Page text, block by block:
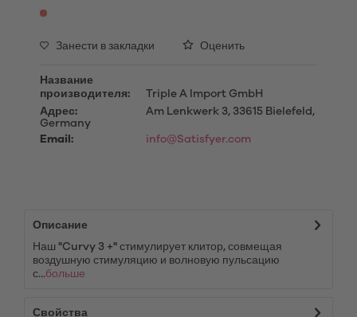
Занести в закладки Оценить
Название
производителя:
Triple A Import GmbH
Адрес:
Am Lenkwerk 3, 33615 Bielefeld,
Germany
Email:
info@Satisfyer.com
Описание
Наш "Curvy 3 +" стимулирует клитор, совмещая
воздушную стимуляцию и волновую пульсацию
с...больше
Свойства